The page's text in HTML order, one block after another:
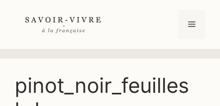
Menu
pinot_noir_feuilles